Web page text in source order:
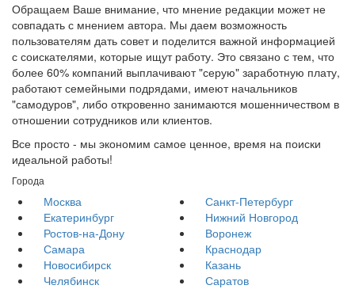
Обращаем Ваше внимание, что мнение редакции может не
совпадать с мнением автора. Мы даем возможность
пользователям дать совет и поделится важной информацией
с соискателями, которые ищут работу. Это связано с тем, что
более 60% компаний выплачивают "серую" заработную плату,
работают семейными подрядами, имеют начальников
"самодуров", либо откровенно занимаются мошенничеством в
отношении сотрудников или клиентов.
Все просто - мы экономим самое ценное, время на поиски
идеальной работы!
Города
Москва
Санкт-Петербург
Екатеринбург
Нижний Новгород
Ростов-на-Дону
Воронеж
Самара
Краснодар
Новосибирск
Казань
Челябинск
Саратов